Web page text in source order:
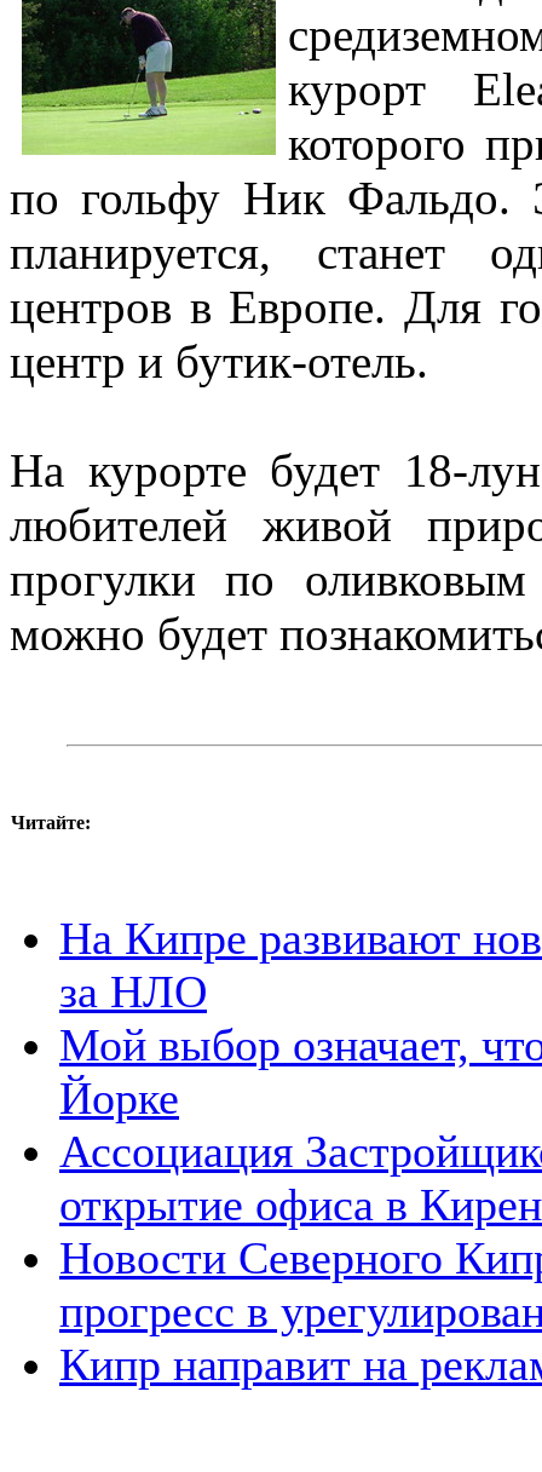
курорт
которого
по гольфу Ник Фальдо.
планируется, станет
центров в Европе. Для
центр и бутик-отель.
На курорте будет 18-
любителей живой
прогулки по
можно будет
Читайте:
На Кипре развивают
за НЛО
Мой выбор означает,
Йорке
Ассоциация
открытие офиса в
Новости Северного
прогресс в
Кипр направит на